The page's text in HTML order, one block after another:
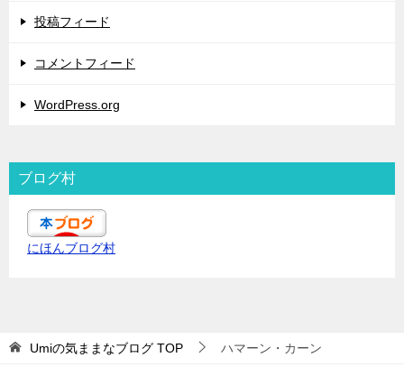
投稿フィード
コメントフィード
WordPress.org
ブログ村
にほんブログ村
Umiの気ままなブログ TOP ハマーン・カーン